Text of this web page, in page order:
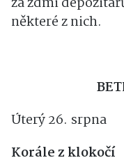
skrývá příběh,
za zdmi
Úterý 26. srpna